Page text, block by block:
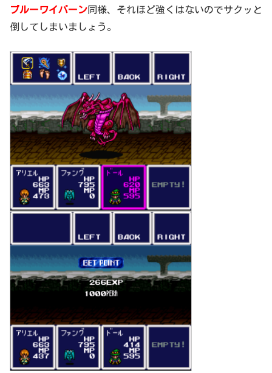
ブルーワイバーン同様、それほど強くはないのでサクッと
倒してしまいましょう。